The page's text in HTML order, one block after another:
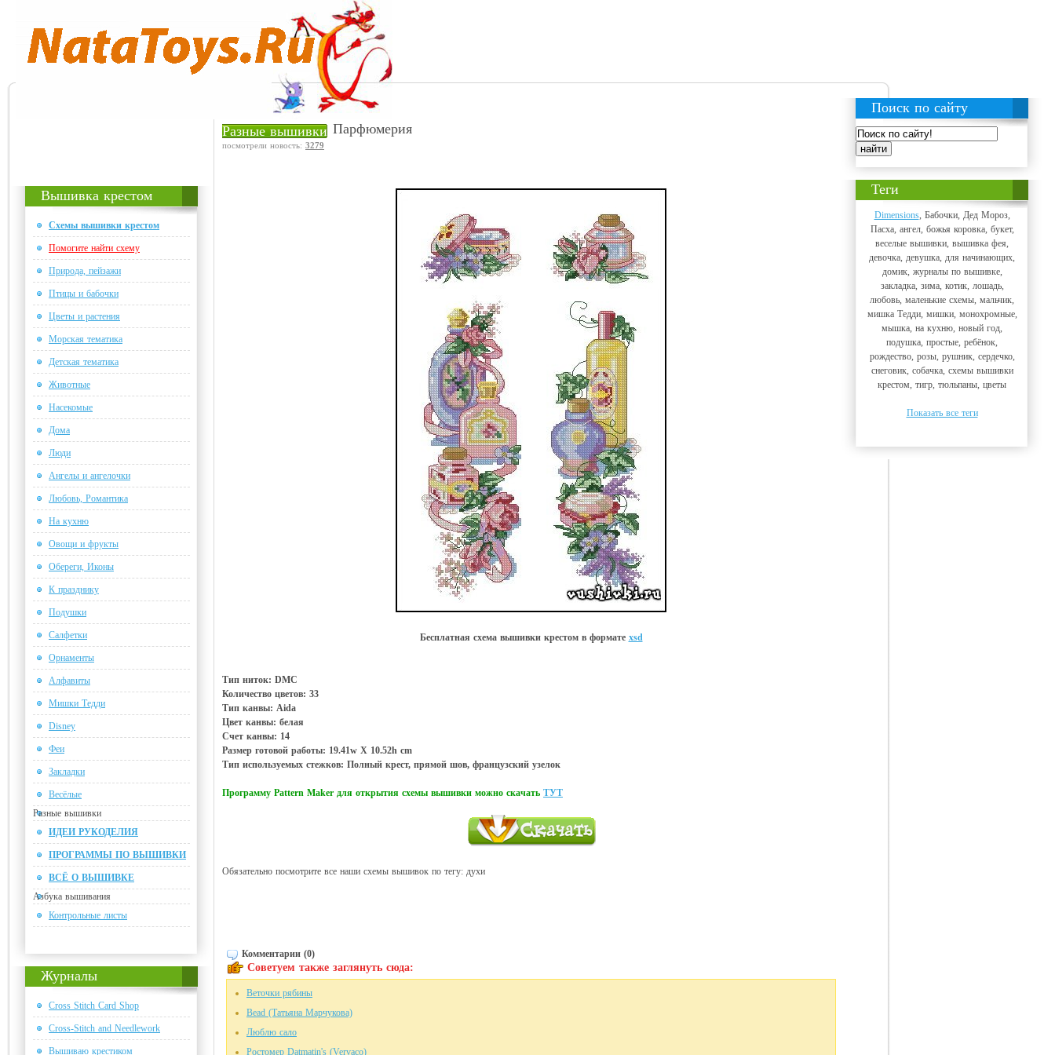
Вышивка крестом
Схемы вышивки крестом
Помогите найти схему
Природа, пейзажи
Птицы и бабочки
Цветы и растения
Морская тематика
Детская тематика
Животные
Насекомые
Дома
Люди
Ангелы и ангелочки
Любовь, Романтика
На кухню
Овощи и фрукты
Обереги, Иконы
К празднику
Подушки
Салфетки
Орнаменты
Алфавиты
Мишки Тедди
Disney
Феи
Закладки
Весёлые
Разные вышивки
ИДЕИ РУКОДЕЛИЯ
ПРОГРАММЫ ПО ВЫШИВКИ
ВСЁ О ВЫШИВКЕ
Азбука вышивания
Контрольные листы
Журналы
Cross Stitch Card Shop
Cross-Stitch and Needlework
Вышиваю крестиком
Разные вышивки Парфюмерия
посмотрели новость: 3279
Бесплатная схема вышивки крестом в форматe xsd
Тип ниток: DMC
Количество цветов: 33
Тип канвы: Aida
Цвет канвы: белая
Счет канвы: 14
Размер готовой работы: 19.41w X 10.52h cm
Тип используемых стежков: Полный крест, прямой шов, французский узелок
Программу Pattern Maker для открытия схемы вышивки можно скачать ТУТ
Обязательно посмотрите все наши схемы вышивок по тегу: духи
Комментарии (0)
Советуем также заглянуть сюда:
Веточки рябины
Bead (Татьяна Марчукова)
Люблю сало
Ростомер Datmatin's (Vervaco)
Поиск по сайту
Теги
Dimensions, Бабочки, Дед Мороз,
Пасха, ангел, божья коровка, букет,
веселые вышивки, вышивка фея,
девочка, девушка, для начинающих,
домик, журналы по вышивке,
закладка, зима, котик, лошадь,
любовь, маленькие схемы, мальчик,
мишка Тедди, мишки, монохромные,
мышка, на кухню, новый год,
подушка, простые, ребёнок,
рождество, розы, рушник, сердечко,
снеговик, собачка, схемы вышивки
крестом, тигр, тюльпаны, цветы
Показать все теги